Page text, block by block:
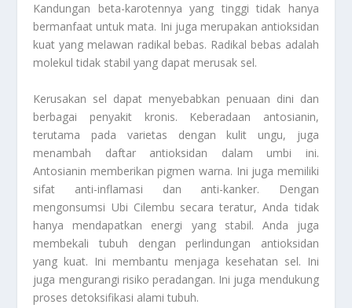
Kandungan beta-karotennya yang tinggi tidak hanya
bermanfaat untuk mata. Ini juga merupakan antioksidan
kuat yang melawan radikal bebas. Radikal bebas adalah
molekul tidak stabil yang dapat merusak sel.
Kerusakan sel dapat menyebabkan penuaan dini dan
berbagai penyakit kronis. Keberadaan antosianin,
terutama pada varietas dengan kulit ungu, juga
menambah daftar antioksidan dalam umbi ini.
Antosianin memberikan pigmen warna. Ini juga memiliki
sifat anti-inflamasi dan anti-kanker. Dengan
mengonsumsi Ubi Cilembu secara teratur, Anda tidak
hanya mendapatkan energi yang stabil. Anda juga
membekali tubuh dengan perlindungan antioksidan
yang kuat. Ini membantu menjaga kesehatan sel. Ini
juga mengurangi risiko peradangan. Ini juga mendukung
proses detoksifikasi alami tubuh.